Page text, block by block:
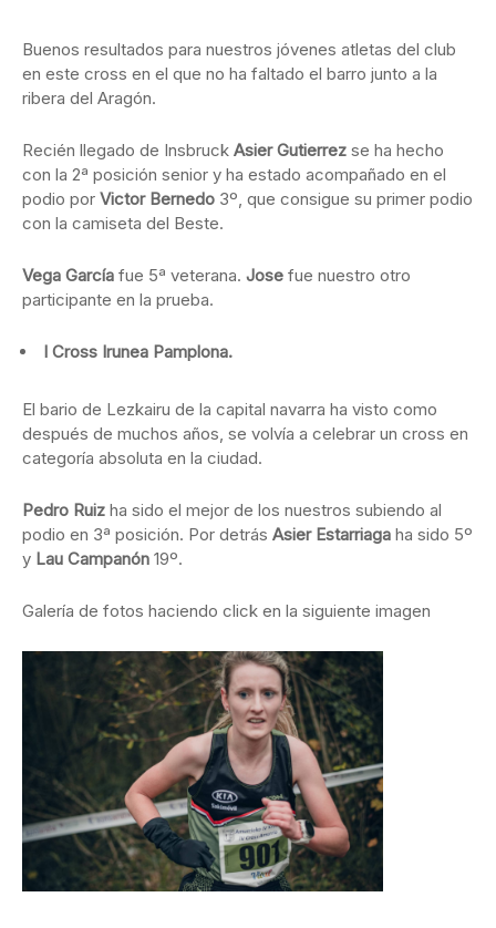
Buenos resultados para nuestros jóvenes atletas del club
en este cross en el que no ha faltado el barro junto a la
ribera del Aragón.
Recién llegado de Insbruck Asier Gutierrez se ha hecho
con la 2ª posición senior y ha estado acompañado en el
podio por Victor Bernedo 3º, que consigue su primer podio
con la camiseta del Beste.
Vega García fue 5ª veterana. Jose fue nuestro otro
participante en la prueba.
I Cross Irunea Pamplona.
El bario de Lezkairu de la capital navarra ha visto como
después de muchos años, se volvía a celebrar un cross en
categoría absoluta en la ciudad.
Pedro Ruiz ha sido el mejor de los nuestros subiendo al
podio en 3ª posición. Por detrás Asier Estarriaga ha sido 5º
y Lau Campanón 19º.
Galería de fotos haciendo click en la siguiente imagen